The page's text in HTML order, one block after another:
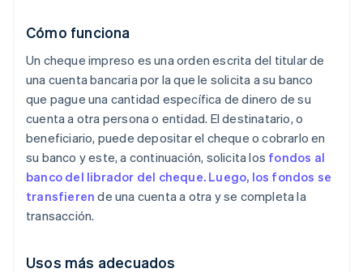
Cómo funciona
Un cheque impreso es una orden escrita del titular de
una cuenta bancaria por la que le solicita a su banco
que pague una cantidad específica de dinero de su
cuenta a otra persona o entidad. El destinatario, o
beneficiario, puede depositar el cheque o cobrarlo en
su banco y este, a continuación, solicita los fondos al
banco del librador del cheque. Luego, los fondos se
transfieren de una cuenta a otra y se completa la
transacción.
Usos más adecuados